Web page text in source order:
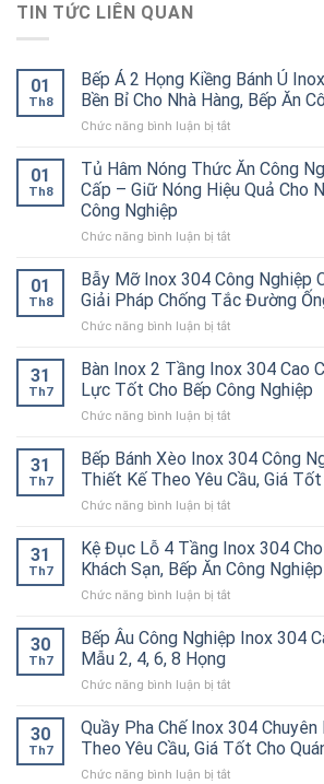
TIN TỨC LIÊN QUAN
01
Th8
Bếp Á 2 Họng Kiềng Bánh Ú
Bền Bỉ Cho Nhà Hàng, Bếp Ăn
Chức năng bình luận bị tắtở
Á
2
Họng
Bánh
Inox
304
Cấp
Bền
Bỉ
Nhà
Bếp
Ăn
01
Th8
Tủ Hâm Nóng Thức Ăn Công
Cấp – Giữ Nóng Hiệu Quả Cho
Công Nghiệp
Chức năng bình luận bị tắtở
Hâm
Nóng
Thức
Ăn
Nghiệp
Inox
304
Cao
–
Giữ
Cho
Nhà
Công
01
Th8
Bẫy Mỡ Inox 304 Công Nghiệp
Giải Pháp Chống Tắc Đường
Chức năng bình luận bị tắtở
Mỡ
Inox
304
Công
Chất
Lượng
–
Pháp
Chống
Hiệu
31
Th7
Bàn Inox 2 Tầng Inox 304 Cao
Lực Tốt Cho Bếp Công Nghiệp
Chức năng bình luận bị tắtở
Inox
2
Tầng
Inox
Cao
Cấp
Bền
Chịu
Công
Nghiệp
31
Th7
Bếp Bánh Xèo Inox 304 Công
Thiết Kế Theo Yêu Cầu, Giá Tốt
Chức năng bình luận bị tắtở
Bánh
Xèo
Inox
304
Nghiệp
Thiết
Theo
Yêu
31
Th7
Kệ Đục Lỗ 4 Tầng Inox 304
Khách Sạn, Bếp Ăn Công Nghiệp
Chức năng bình luận bị tắtở
Đục
Tầng
304
Cho
Nhà
30
Th7
Bếp Âu Công Nghiệp Inox 304
Mẫu 2, 4, 6, 8 Họng
Chức năng bình luận bị tắtở
Âu
Công
Nghiệp
Inox
30
Th7
Quầy Pha Chế Inox 304
Theo Yêu Cầu, Giá Tốt Cho
Chức năng bình luận bị tắtở